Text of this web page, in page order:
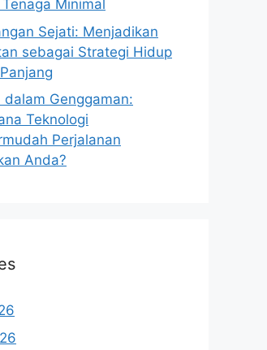
Minimal
Sejati: Menjadikan
sebagai Strategi Hidup
dalam Genggaman:
Teknologi
Perjalanan
Anda?